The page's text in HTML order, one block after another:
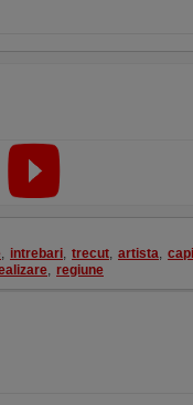
, intrebari, trecut, artista,
, regiune